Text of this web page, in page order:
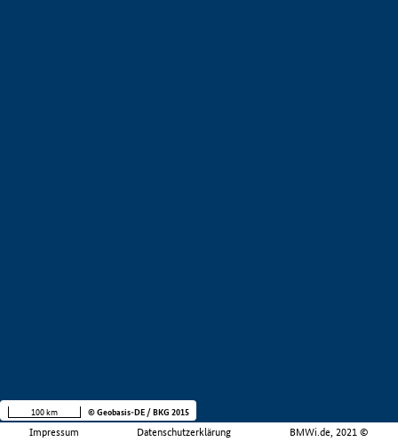
Impressum Datenschutzerklärung BMWi.de, 2021 ©
100 km © Geobasis-DE / BKG 2015